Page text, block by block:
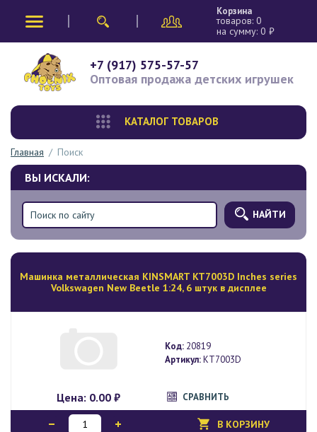
Корзина
товаров: 0
на сумму: 0₽
+7 (917) 575-57-57
Оптовая продажа детских игрушек
КАТАЛОГ ТОВАРОВ
Главная / Поиск
ВЫ ИСКАЛИ:
НАЙТИ
Mашинка металлическая KINSMART KT7003D Inches series
Volkswagen New Beetle 1:24, 6 штук в дисплее
Цена: 0.00 ₽
Код: 20819
Артикул:KT7003D
СРАВНИТЬ
В КОРЗИНУ